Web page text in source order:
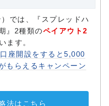
では、『スプレッドハ
』2種類のペイアウト2
ます。
座開設をすると5,000
もらえるキャンペーン
法はこちら